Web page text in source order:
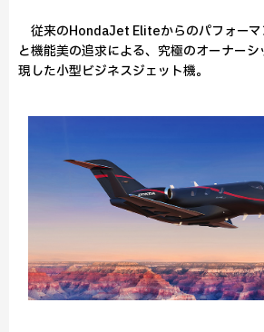
従来のHondaJet Eliteからのパフォーマ
と機能美の追求による、究極のオーナー
現した小型ビジネスジェット機。